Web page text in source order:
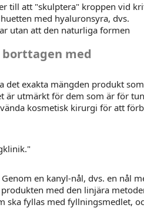
till att "skulptera" kroppen vid
med hyaluronsyra, dvs.
utan att den naturliga formen
med
det exakta mängden produkt som
är utmärkt för dem som är för
kosmetisk kirurgi för att
en kanyl-nål, dvs. en nål
med den linjära
ska fyllas med fyllningsmedlet,